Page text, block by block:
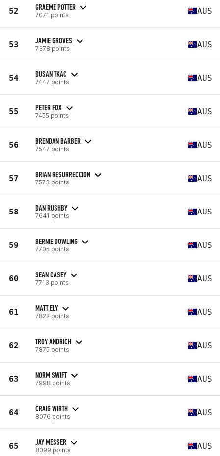
52 GRAEME POTTER
7071 points AUS
53 JAMIE GROVES
7378 points AUS
54 DUSAN TKAC
7447 points AUS
55 PETER FOX
7455 points AUS
56 BRENDAN BARBER
7547 points AUS
57 BRIAN RESURRECCION
7573 points AUS
58 DAN RUSHBY
7641 points AUS
59 BERNIE DOWLING
7705 points AUS
60 SEAN CASEY
7713 points AUS
61 MATT ELY
7822 points AUS
62 TROY ANDRICH
7875 points AUS
63 NORM SWIFT
7998 points AUS
64 CRAIG WIRTH
8076 points AUS
65 JAY MESSER
8099 points AUS